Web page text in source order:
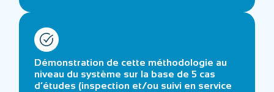
Démonstration de cette méthodologie au
niveau du système sur la base de 5 cas
d’études (inspection et/ou suivi en service